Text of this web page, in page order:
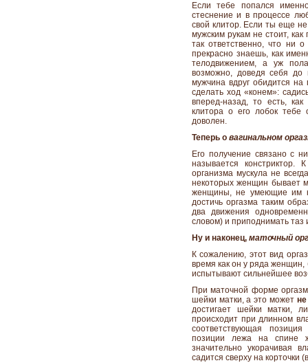
Если тебе попался
стеснение и в процессе
свой клитор. Если ты еще
мужским рукам не стоит,
так ответственно, что ни
прекрасно знаешь, как
телодвижением, а уж
возможно, доведя себя до
мужчина вдруг обидится
сделать ход «конем»:
вперед-назад, то есть,
клитора о его лобок тебе
доволен.
Теперь о вагинальном
Его получение связано с
называется
организма мускула не
некоторых женщин бывает
женщины, не умеющие им
достичь оргазма таким
два движения
словом) и приподнимать таз
Ну и наконец, маточный
К сожалению, этот вид
время как он у ряда
испытывают сильнейшее
При маточной форме
шейки матки, а это может не
достигает шейки матки,
происходит при длинном
соответствующая
позиции лежа на спине
значительно укорачивая
садится сверху на корточки